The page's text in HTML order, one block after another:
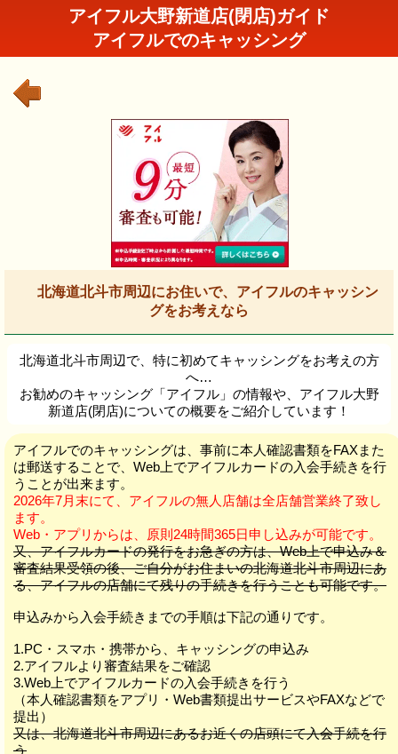
アイフル大野新道店(閉店)ガイド
アイフルでのキャッシング
北海道北斗市周辺にお住いで、アイフルのキャッシン
グをお考えなら
北海道北斗市周辺で、特に初めてキャッシングをお考えの方
へ…
お勧めのキャッシング「アイフル」の情報や、アイフル大野
新道店(閉店)についての概要をご紹介しています！
アイフルでのキャッシングは、事前に本人確認書類をFAXまた
は郵送することで、Web上でアイフルカードの入会手続きを行
うことが出来ます。
2026年7月末にて、アイフルの無人店舗は全店舗営業終了致し
ます。
Web・アプリからは、原則24時間365日申し込みが可能です。
又、アイフルカードの発行をお急ぎの方は、Web上で申込み＆
審査結果受領の後、ご自分がお住まいの北海道北斗市周辺にあ
る、アイフルの店舗にて残りの手続きを行うことも可能です。
申込みから入会手続きまでの手順は下記の通りです。
1.PC・スマホ・携帯から、キャッシングの申込み
2.アイフルより審査結果をご確認
3.Web上でアイフルカードの入会手続きを行う
（本人確認書類をアプリ・Web書類提出サービスやFAXなどで
提出）
又は、北海道北斗市周辺にあるお近くの店頭にて入会手続を行
う